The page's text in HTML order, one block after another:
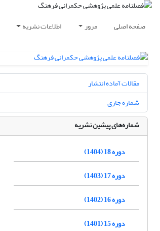
صفحه اصلی مرور اطلاعات نشریه
مقالات آماده انتشار
شماره جاری
شماره‌های پیشین نشریه
دوره 18 (1404)
دوره 17 (1403)
دوره 16 (1402)
دوره 15 (1401)